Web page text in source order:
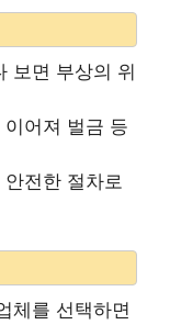
보면 부상의 위
어져 벌금 등
전한 절차로
체를 선택하면